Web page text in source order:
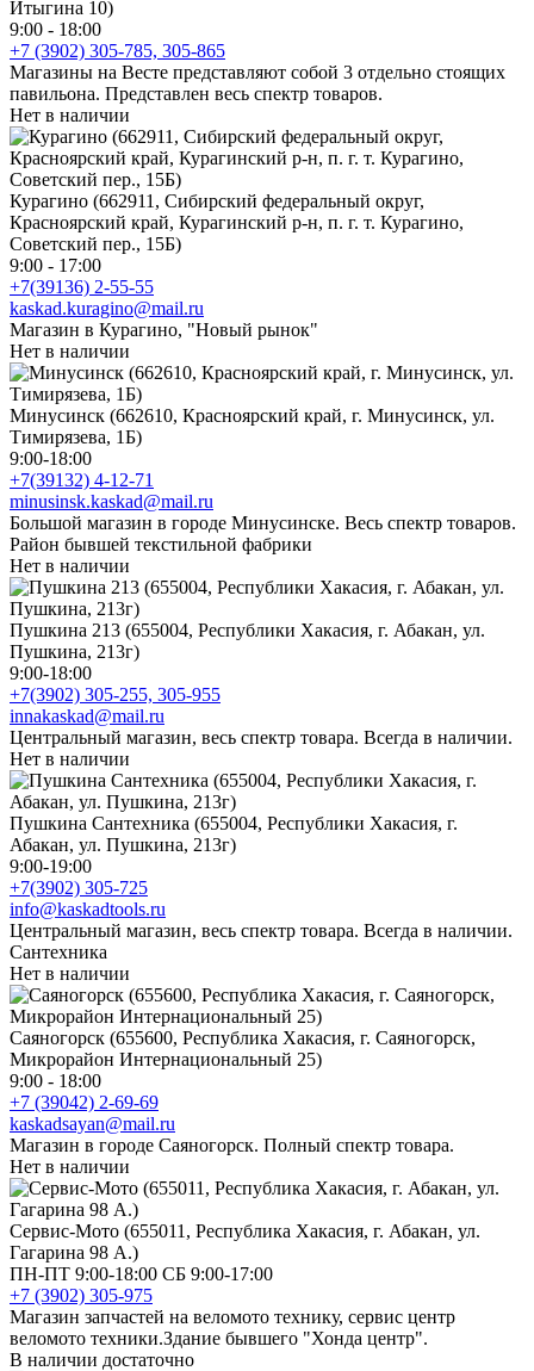
Итыгина 10)
9:00 - 18:00
+7 (3902) 305-785, 305-865
Магазины на Весте представляют собой 3 отдельно стоящих
павильона. Представлен весь спектр товаров.
Нет в наличии
Курагино (662911, Сибирский федеральный округ,
Красноярский край, Курагинский р-н, п. г. т. Курагино,
Советский пер., 15Б)
9:00 - 17:00
+7(39136) 2-55-55
kaskad.kuragino@mail.ru
Магазин в Курагино, "Новый рынок"
Нет в наличии
Минусинск (662610, Красноярский край, г. Минусинск, ул.
Тимирязева, 1Б)
9:00-18:00
+7(39132) 4-12-71
minusinsk.kaskad@mail.ru
Большой магазин в городе Минусинске. Весь спектр товаров.
Район бывшей текстильной фабрики
Нет в наличии
Пушкина 213 (655004, Республики Хакасия, г. Абакан, ул.
Пушкина, 213г)
9:00-18:00
+7(3902) 305-255, 305-955
innakaskad@mail.ru
Центральный магазин, весь спектр товара. Всегда в наличии.
Нет в наличии
Пушкина Сантехника (655004, Республики Хакасия, г.
Абакан, ул. Пушкина, 213г)
9:00-19:00
+7(3902) 305-725
info@kaskadtools.ru
Центральный магазин, весь спектр товара. Всегда в наличии.
Сантехника
Нет в наличии
Саяногорск (655600, Республика Хакасия, г. Саяногорск,
Микрорайон Интернациональный 25)
9:00 - 18:00
+7 (39042) 2-69-69
kaskadsayan@mail.ru
Магазин в городе Саяногорск. Полный спектр товара.
Нет в наличии
Сервис-Мото (655011, Республика Хакасия, г. Абакан, ул.
Гагарина 98 А.)
ПН-ПТ 9:00-18:00 СБ 9:00-17:00
+7 (3902) 305-975
Магазин запчастей на веломото технику, сервис центр
веломото техники.Здание бывшего "Хонда центр".
В наличии достаточно